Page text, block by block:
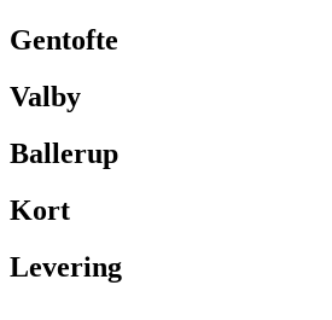
Gentofte
Valby
Ballerup
Kort
Levering